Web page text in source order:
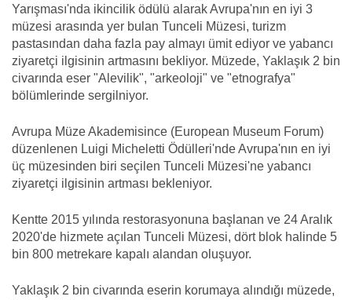
Yarışması'nda ikincilik ödülü alarak Avrupa'nın en iyi 3
müzesi arasında yer bulan Tunceli Müzesi, turizm
pastasından daha fazla pay almayı ümit ediyor ve yabancı
ziyaretçi ilgisinin artmasını bekliyor. Müzede, Yaklaşık 2 bin
civarında eser "Alevilik", "arkeoloji" ve "etnografya"
bölümlerinde sergilniyor.
Avrupa Müze Akademisince (European Museum Forum)
düzenlenen Luigi Micheletti Ödülleri'nde Avrupa'nın en iyi
üç müzesinden biri seçilen Tunceli Müzesi'ne yabancı
ziyaretçi ilgisinin artması bekleniyor.
Kentte 2015 yılında restorasyonuna başlanan ve 24 Aralık
2020'de hizmete açılan Tunceli Müzesi, dört blok halinde 5
bin 800 metrekare kapalı alandan oluşuyor.
Yaklaşık 2 bin civarında eserin korumaya alındığı müzede,